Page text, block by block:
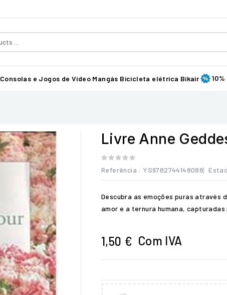
Consolas e Jogos de Vídeo Mangás Bicicleta elétrica Bikair
Livre Anne
Referência : YS9782744148088
Descubra as emoções puras
amor e a ternura humana, capturadas
1,50 € Com IVA